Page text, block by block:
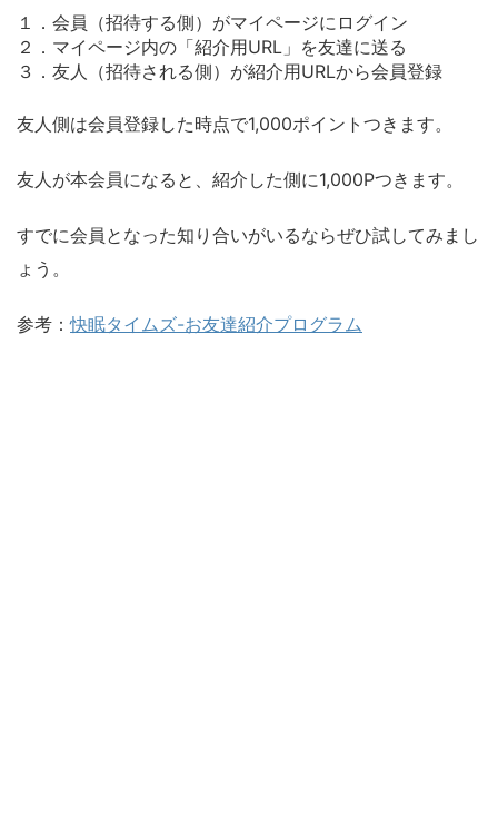
１．会員（招待する側）がマイページにログイン
２．マイページ内の「紹介用URL」を友達に送る
３．友人（招待される側）が紹介用URLから会員登録
友人側は会員登録した時点で1,000ポイントつきます。
友人が本会員になると、紹介した側に1,000Pつきます。
すでに会員となった知り合いがいるならぜひ試してみまし
ょう。
参考：快眠タイムズ-お友達紹介プログラム